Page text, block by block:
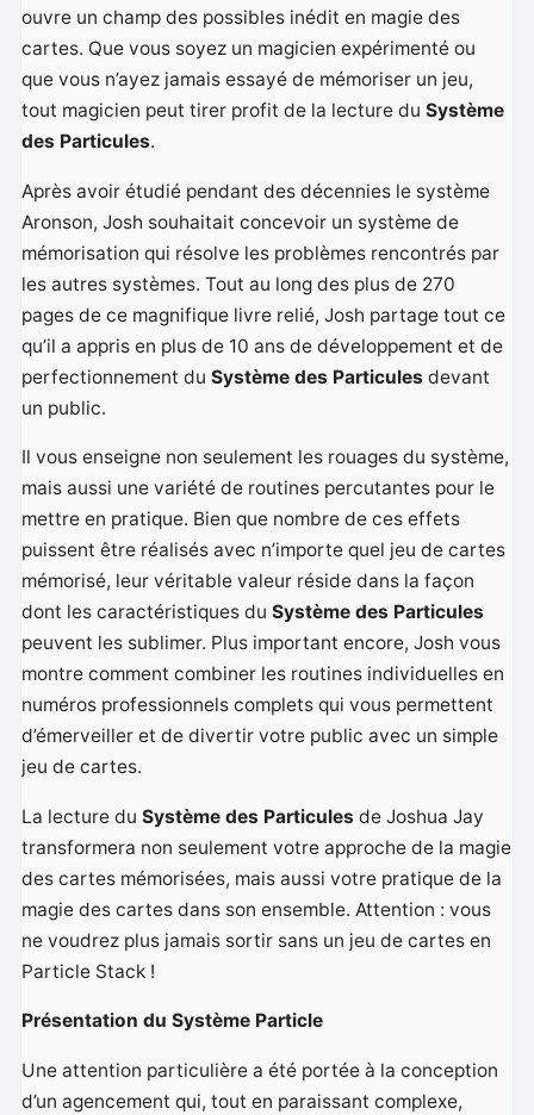
ouvre un champ des possibles inédit en magie des
cartes. Que vous soyez un magicien expérimenté ou
que vous n’ayez jamais essayé de mémoriser un jeu,
tout magicien peut tirer profit de la lecture duSystème
des Particules.
Après avoir étudié pendant des décennies le système
Aronson, Josh souhaitait concevoir un système de
mémorisation qui résolve les problèmes rencontrés par
les autres systèmes. Tout au long des plus de 270
pages de ce magnifique livre relié, Josh partage tout ce
qu’il a appris en plus de 10 ans de développement et de
perfectionnement duSystème des Particules devant
un public.
Il vous enseigne non seulement les rouages ​​du système,
mais aussi une variété de routines percutantes pour le
mettre en pratique. Bien que nombre de ces effets
puissent être réalisés avec n’importe quel jeu de cartes
mémorisé, leur véritable valeur réside dans la façon
dont les caractéristiques duSystème des Particules
peuvent les sublimer. Plus important encore, Josh vous
montre comment combiner les routines individuelles en
numéros professionnels complets qui vous permettent
d’émerveiller et de divertir votre public avec un simple
jeu de cartes.
La lecture duSystème des Particules de Joshua Jay
transformera non seulement votre approche de la magie
des cartes mémorisées, mais aussi votre pratique de la
magie des cartes dans son ensemble. Attention : vous
ne voudrez plus jamais sortir sans un jeu de cartes en
Particle Stack !
Présentation du Système Particle
Une attention particulière a été portée à la conception
d’un agencement qui, tout en paraissant complexe,